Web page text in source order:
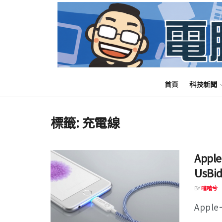
首頁 科技新聞
標籤: 充電線
BY嘻嘻兮
Apple